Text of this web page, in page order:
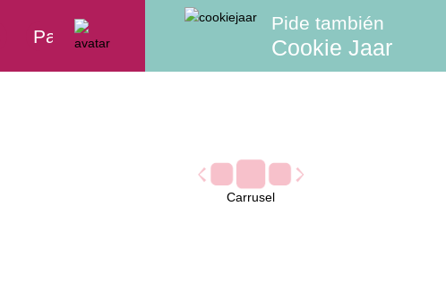
Paletas Helado en Casa
Pide también
Cookie Jaar
Carrusel